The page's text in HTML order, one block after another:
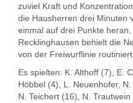
zuviel Kraft und
die Hausherren drei Minuten
einmal auf drei Punkte
Recklinghausen behielt die
von der Freiwurflinie routiniert
Es spielten: K. Althoff (7), E.
Höbbel (4), L. Neuenhofer,
N. Teichert (16), N.